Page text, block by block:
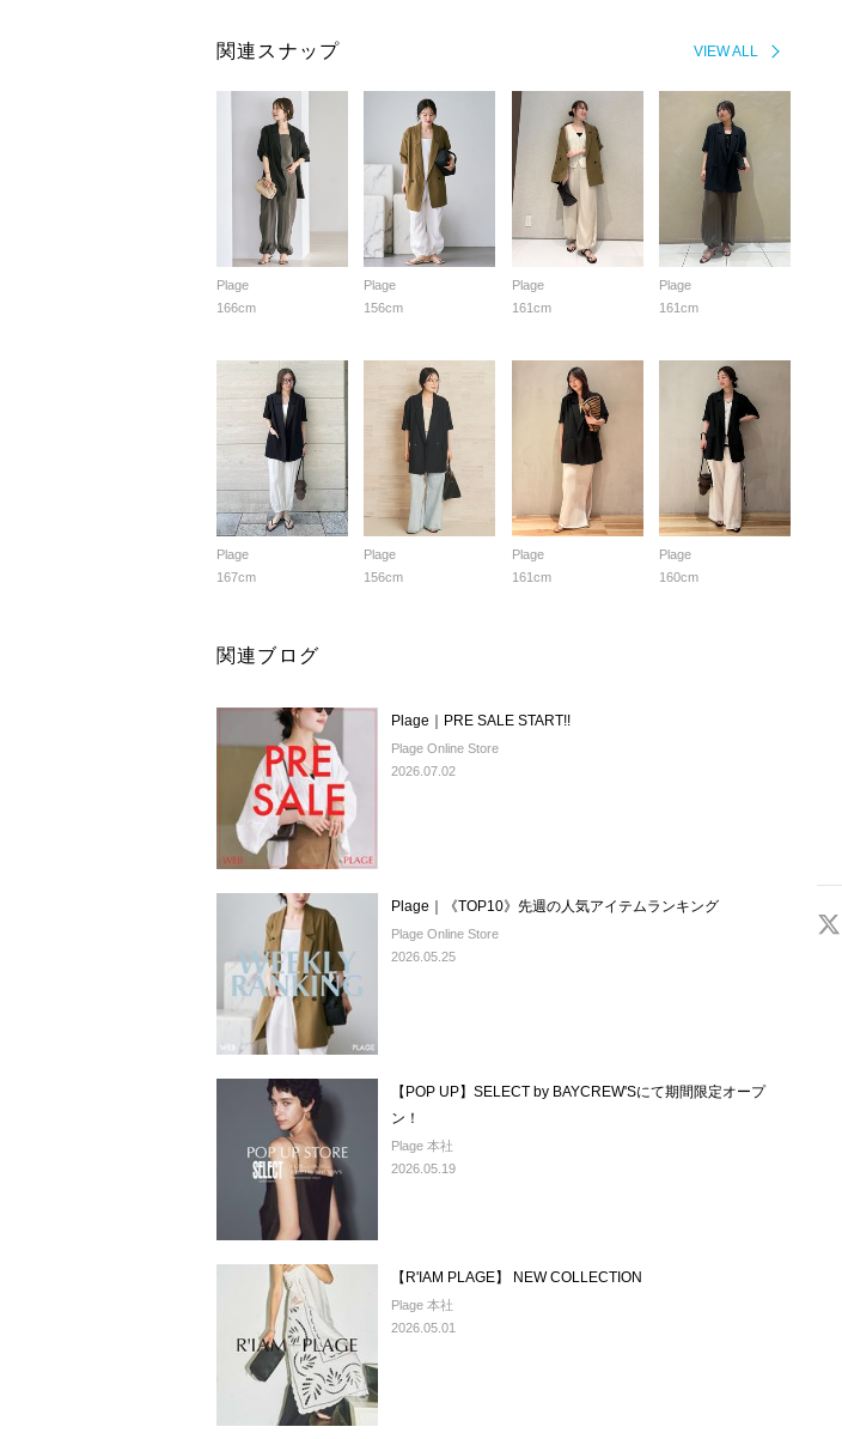
VIEW ALL
関連スナップ
Plage
166cm
Plage
156cm
Plage
161cm
Plage
161cm
Plage
167cm
Plage
156cm
Plage
161cm
Plage
160cm
関連ブログ
Plage｜PRE SALE START!!
Plage Online Store
2026.07.02
Plage｜《TOP10》先週の人気アイテムランキング
Plage Online Store
2026.05.25
【POP UP】SELECT by BAYCREW'Sにて期間限定オープ
ン！
Plage 本社
2026.05.19
【R'IAM PLAGE】 NEW COLLECTION
Plage 本社
2026.05.01